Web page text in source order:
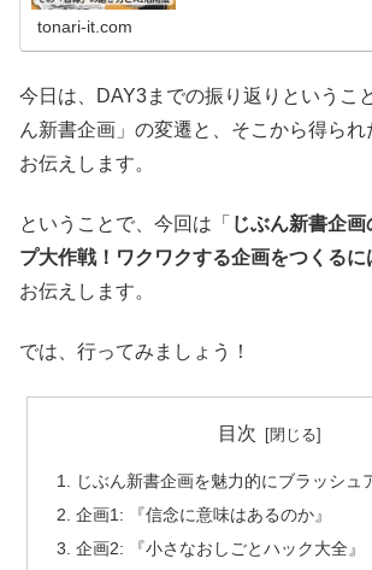
成AIをいかに使うかというとこ
tonari-it.com
今日は、DAY3までの振り返りというこ
ん新書企画」の変遷と、そこから得られ
お伝えします。
ということで、今回は「 じぶん新書企
プ大作戦！ワクワクする企画をつくる
お伝えします。
では、行ってみましょう！
目次
じぶん新書企画を魅力的にブラッシュ
企画1: 『信念に意味はあるのか』
企画2: 『小さなおしごとハック大全』